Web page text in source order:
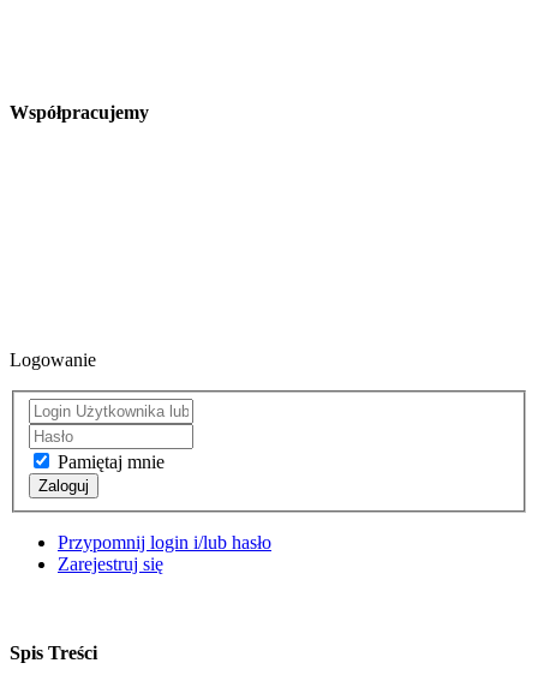
Współpracujemy
Logowanie
Pamiętaj mnie
Zaloguj
Przypomnij login i/lub hasło
Zarejestruj się
Spis Treści